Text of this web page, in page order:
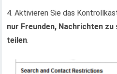
4. Aktivieren Sie das
nur Freunden, Nachrichten zu
teilen.